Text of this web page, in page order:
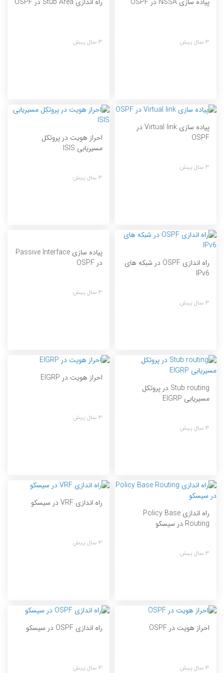
3 سال پیش 3 سال پیش
پیاده سازی Virtual link در
OSPF
3 سال پیش
احراز هویت در پروتکل
مسیریابی ISIS
3 سال پیش
راه اندازی OSPF در شبکه های
IPv6
3 سال پیش
پیاده سازی Passive Interface
در OSPF
3 سال پیش
Stub routing در پروتکل
مسیریابی EIGRP
3 سال پیش
احراز هویت در EIGRP
3 سال پیش
راه اندازی Policy Base
Routing در سیسکو
3 سال پیش
راه اندازی VRF در سیسکو
3 سال پیش
احراز هویت در OSPF
3 سال پیش
راه اندازی OSPF در سیسکو
3 سال پیش